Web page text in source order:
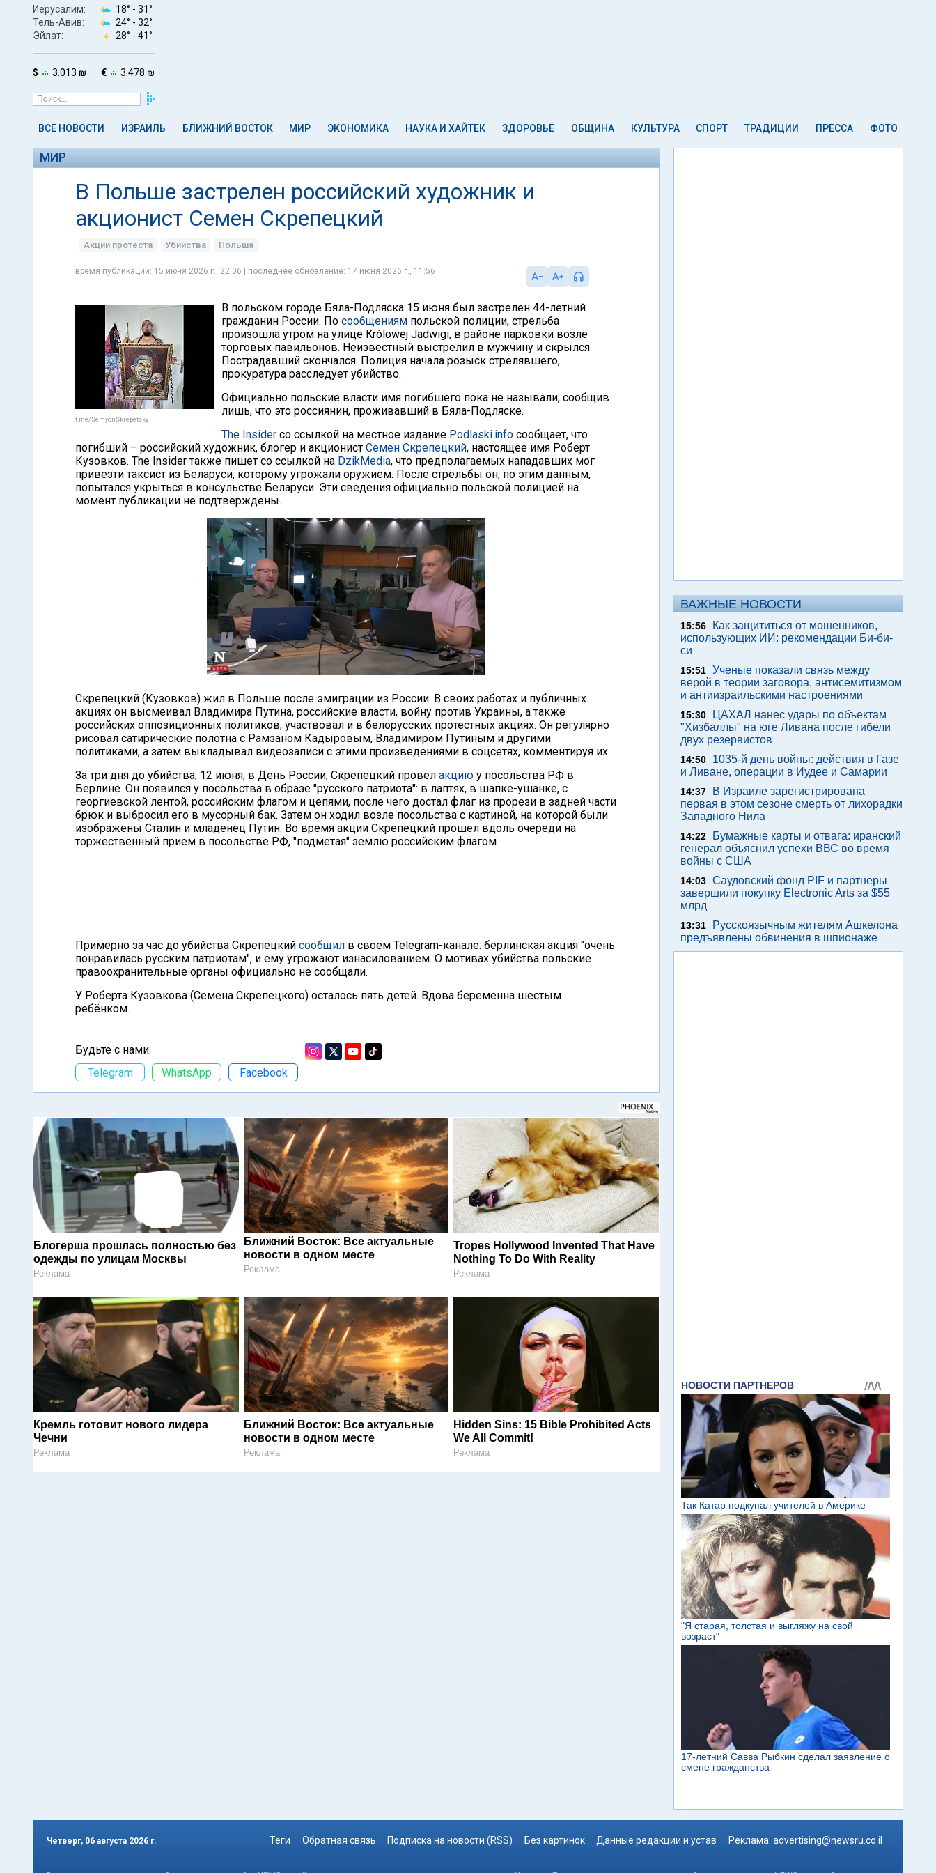
Иерусалим: 18° - 31°
Тель-Авив:
24° - 32°
Эйлат:
28° - 41°
$ 3.013 ₪ € 3.478 ₪
ВСЕ НОВОСТИ ИЗРАИЛЬ БЛИЖНИЙ ВОСТОК МИР ЭКОНОМИКА НАУКА И ХАЙТЕК ЗДОРОВЬЕ ОБЩИНА КУЛЬТУРА СПОРТ ТРАДИЦИИ ПРЕССА ФОТО
МИР
В Польше застрелен российский художник и
акционист Семен Скрепецкий
Акции протеста Убийства Польша
время публикации: 15 июня 2026 г., 22:06 | последнее обновление: 17 июня 2026 г., 11:56
t.me/SemyonSkrepetsky
В польском городе Бяла-Подляска 15 июня был застрелен 44-летний
гражданин России. По сообщениям польской полиции, стрельба
произошла утром на улице Królowej Jadwigi, в районе парковки возле
торговых павильонов. Неизвестный выстрелил в мужчину и скрылся.
Пострадавший скончался. Полиция начала розыск стрелявшего,
прокуратура расследует убийство.
Официально польские власти имя погибшего пока не называли, сообщив
лишь, что это россиянин, проживавший в Бяла-Подляске.
The Insider со ссылкой на местное издание Podlaski.info сообщает, что
погибший – российский художник, блогер и акционист Семен Скрепецкий, настоящее имя Роберт
Кузовков. The Insider также пишет со ссылкой на DzikMedia, что предполагаемых нападавших мог
привезти таксист из Беларуси, которому угрожали оружием. После стрельбы он, по этим данным,
попытался укрыться в консульстве Беларуси. Эти сведения официально польской полицией на
момент публикации не подтверждены.
Скрепецкий (Кузовков) жил в Польше после эмиграции из России. В своих работах и публичных
акциях он высмеивал Владимира Путина, российские власти, войну против Украины, а также
российских оппозиционных политиков; участвовал и в белорусских протестных акциях. Он регулярно
рисовал сатирические полотна с Рамзаном Кадыровым, Владимиром Путиным и другими
политиками, а затем выкладывал видеозаписи с этими произведениями в соцсетях, комментируя их.
За три дня до убийства, 12 июня, в День России, Скрепецкий провел акцию у посольства РФ в
Берлине. Он появился у посольства в образе "русского патриота": в лаптях, в шапке-ушанке, с
георгиевской лентой, российским флагом и цепями, после чего достал флаг из прорези в задней части
брюк и выбросил его в мусорный бак. Затем он ходил возле посольства с картиной, на которой были
изображены Сталин и младенец Путин. Во время акции Скрепецкий прошел вдоль очереди на
торжественный прием в посольстве РФ, "подметая" землю российским флагом.
Примерно за час до убийства Скрепецкий сообщил в своем Telegram-канале: берлинская акция "очень
понравилась русским патриотам", и ему угрожают изнасилованием. О мотивах убийства польские
правоохранительные органы официально не сообщали.
У Роберта Кузовкова (Семена Скрепецкого) осталось пять детей. Вдова беременна шестым
ребёнком.
Будьте с нами:
Telegram
WhatsApp Facebook
Блогерша прошлась полностью без
одежды по улицам Москвы
Реклама
Ближний Восток: Все актуальные
новости в одном месте
Реклама
Tropes Hollywood Invented That Have
Nothing To Do With Reality
Реклама
Кремль готовит нового лидера
Чечни
Реклама
Ближний Восток: Все актуальные
новости в одном месте
Реклама
Hidden Sins: 15 Bible Prohibited Acts
We All Commit!
Реклама
ВАЖНЫЕ НОВОСТИ
15:56
Как защититься от мошенников,
использующих ИИ: рекомендации Би-би-
си
15:51 Ученые показали связь между
верой в теории заговора, антисемитизмом
и антиизраильскими настроениями
15:30
ЦАХАЛ нанес удары по объектам
"Хизбаллы" на юге Ливана после гибели
двух резервистов
14:50
1035-й день войны: действия в Газе
и Ливане, операции в Иудее и Самарии
14:37
В Израиле зарегистрирована
первая в этом сезоне смерть от лихорадки
Западного Нила
14:22
Бумажные карты и отвага: иранский
генерал объяснил успехи ВВС во время
войны с США
14:03 Саудовский фонд PIF и партнеры
завершили покупку Electronic Arts за $55
млрд
13:31
Русскоязычным жителям Ашкелона
предъявлены обвинения в шпионаже
Четверг, 06 августа 2026 г. Теги Обратная связь Подписка на новости (RSS) Без картинок Данные редакции и устав Реклама: advertising@newsru.co.il